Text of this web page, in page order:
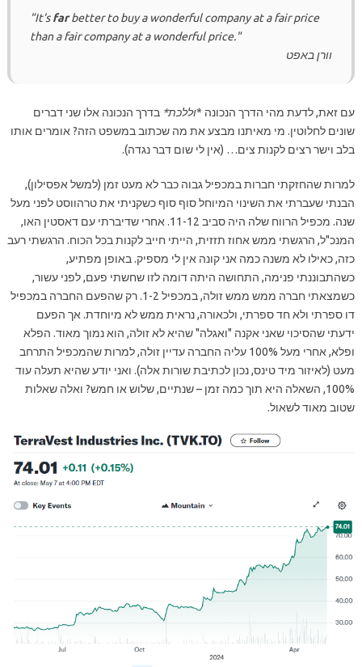
"It'sfarbetter to buy a wonderful company at a fair price
than a fair company at a wonderful price."
וורן באפט
עם זאת, לדעת מהי הדרך הנכונה *וללכת*בדרך הנכונה אלו שני דברים
שונים לחלוטין. מי מאיתנו מבצע את מה שכתוב במשפט הזה? אומרים אותו
בלב וישר רצים לקנות צים… (אין לי שום דבר נגדה).
למרות שהחזקתי חברות במכפיל גבוה כבר לא מעט זמן (למשל אפסילון),
הבנתי שעברתי את השינוי המיוחל סוף סוף כשקניתי את טרהווסט לפני מעל
שנה. מכפיל הרווח שלה היה סביב 11-12. אחרי שדיברתי עם דאסטין האו,
המנכ"ל, הרגשתי ממש אחוז תזזית, הייתי חייב לקנות בכל הכוח. הרגשתי רעב
כזה, כאילו לא משנה כמה אני קונה אין לי מספיק. באופן מפתיע,
כשהתבוננתי פנימה, התחושה היתה דומה לזו שחשתי פעם, לפני עשור,
כשמצאתי חברה ממש ממש זולה, במכפיל 1-2. רק שהפעם החברה במכפיל
דו ספרתי ולא חד ספרתי, ולכאורה, נראית ממש לא מיוחדת. אך הפעם
ידעתי שהסיכוי שאני אקנה "ואגלה" שהיא לא זולה, הוא נמוך מאוד. הפלא
ופלא, אחרי מעל 100% עליה החברה עדיין זולה, למרות שהמכפיל התרחב
מעט (לאיזור מיד טינס, נכון לכתיבת שורות אלה). ואני יודע שהיא תעלה עוד
100%, השאלה היא תוך כמה זמן – שנתיים, שלוש או חמש? ואלה שאלות
שטוב מאוד לשאול.